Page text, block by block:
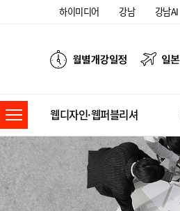
하이미디어 강남 강남AI
웹디자인·웹퍼블리셔